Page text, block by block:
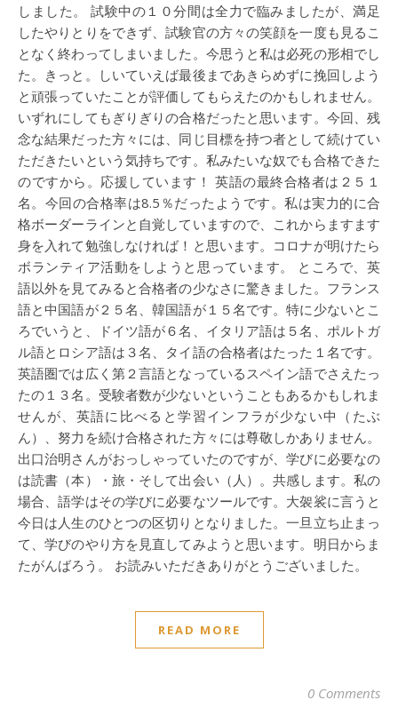
しました。 試験中の１０分間は全力で臨みましたが、満足
したやりとりをできず、試験官の方々の笑顔を一度も見るこ
となく終わってしまいました。今思うと私は必死の形相でし
た。きっと。しいていえば最後まであきらめずに挽回しよう
と頑張っていたことが評価してもらえたのかもしれません。
いずれにしてもぎりぎりの合格だったと思います。今回、残
念な結果だった方々には、同じ目標を持つ者として続けてい
ただきたいという気持ちです。私みたいな奴でも合格できた
のですから。応援しています！ 英語の最終合格者は２５１
名。今回の合格率は8.5％だったようです。私は実力的に合
格ボーダーラインと自覚していますので、これからますます
身を入れて勉強しなければ！と思います。コロナが明けたら
ボランティア活動をしようと思っています。 ところで、英
語以外を見てみると合格者の少なさに驚きました。フランス
語と中国語が２５名、韓国語が１５名です。特に少ないとこ
ろでいうと、ドイツ語が６名、イタリア語は５名、ポルトガ
ル語とロシア語は３名、タイ語の合格者はたった１名です。
英語圏では広く第２言語となっているスペイン語でさえたっ
たの１３名。受験者数が少ないということもあるかもしれま
せんが、英語に比べると学習インフラが少ない中（たぶ
ん）、努力を続け合格された方々には尊敬しかありません。
出口治明さんがおっしゃっていたのですが、学びに必要なの
は読書（本）・旅・そして出会い（人）。共感します。私の
場合、語学はその学びに必要なツールです。大袈裟に言うと
今日は人生のひとつの区切りとなりました。一旦立ち止まっ
て、学びのやり方を見直してみようと思います。明日からま
たがんばろう。 お読みいただきありがとうございました。
READ MORE
0 Comments